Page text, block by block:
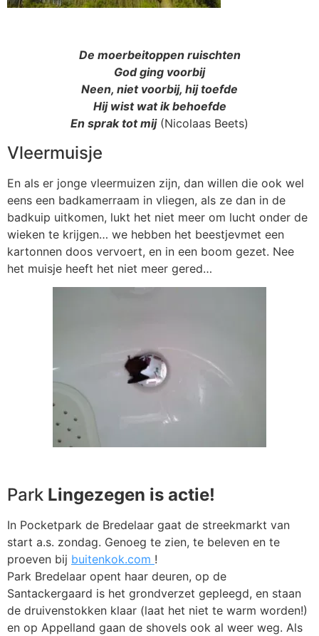
De moerbeitoppen ruischten
God ging voorbij
Neen, niet voorbij, hij toefde
Hij wist wat ik behoefde
En sprak tot mij(Nicolaas Beets)
Vleermuisje
En als er jonge vleermuizen zijn, dan willen die ook wel
eens een badkamerraam in vliegen, als ze dan in de
badkuip uitkomen, lukt het niet meer om lucht onder de
wieken te krijgen… we hebben het beestjevmet een
kartonnen doos vervoert, en in een boom gezet. Nee
het muisje heeft het niet meer gered…
Park Lingezegen is actie!
In Pocketpark de Bredelaar gaat de streekmarkt van
start a.s. zondag. Genoeg te zien, te beleven en te
proeven bij buitenkok.com !
Park Bredelaar opent haar deuren, op de
Santackergaard is het grondverzet gepleegd, en staan
de druivenstokken klaar (laat het niet te warm worden!)
en op Appelland gaan de shovels ook al weer weg. Als